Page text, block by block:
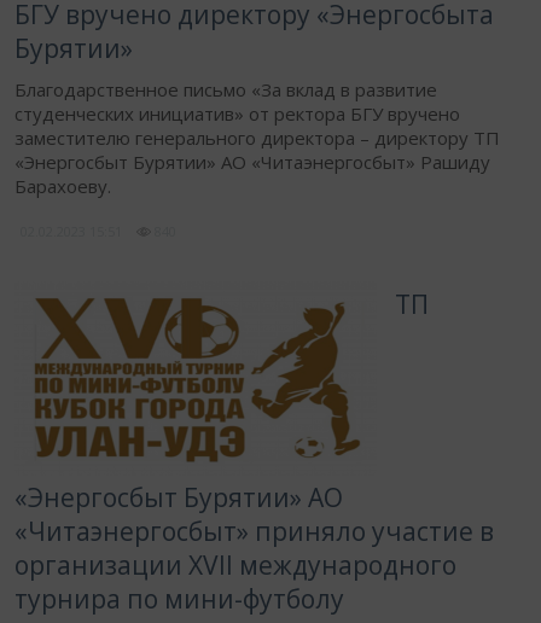
БГУ вручено директору «Энергосбыта
Бурятии»
Благодарственное письмо «За вклад в развитие
студенческих инициатив» от ректора БГУ вручено
заместителю генерального директора – директору ТП
«Энергосбыт Бурятии» АО «Читаэнергосбыт» Рашиду
Барахоеву.
ТП
«Энергосбыт Бурятии» АО
«Читаэнергосбыт» приняло участие в
организации ХVII международного
турнира по мини-футболу